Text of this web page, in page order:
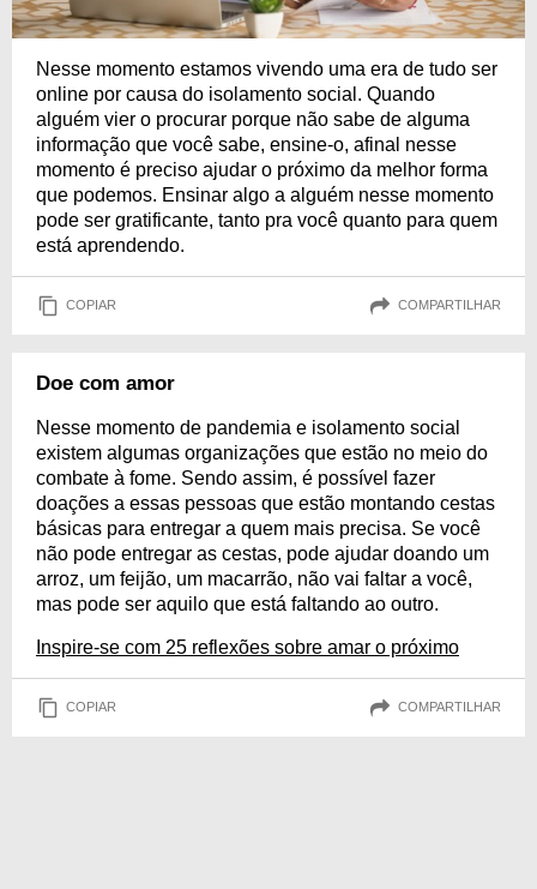
Nesse momento estamos vivendo uma era de tudo ser
online por causa do isolamento social. Quando
alguém vier o procurar porque não sabe de alguma
informação que você sabe, ensine-o, afinal nesse
momento é preciso ajudar o próximo da melhor forma
que podemos. Ensinar algo a alguém nesse momento
pode ser gratificante, tanto pra você quanto para quem
está aprendendo.
COPIAR COMPARTILHAR
Doe com amor
Nesse momento de pandemia e isolamento social
existem algumas organizações que estão no meio do
combate à fome. Sendo assim, é possível fazer
doações a essas pessoas que estão montando cestas
básicas para entregar a quem mais precisa. Se você
não pode entregar as cestas, pode ajudar doando um
arroz, um feijão, um macarrão, não vai faltar a você,
mas pode ser aquilo que está faltando ao outro.
Inspire-se com 25 reflexões sobre amar o próximo
COPIAR COMPARTILHAR